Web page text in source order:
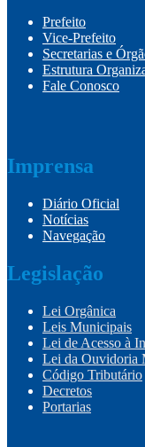
Prefeito
Vice-Prefeito
Secretarias e
Estrutura
Fale Conosco
Imprensa
Diário Oficial
Notícias
Navegação
Legislação
Lei Orgânica
Leis Municipais
Lei de Acesso à
Lei da Ouvidoria
Código Tributário
Decretos
Portarias